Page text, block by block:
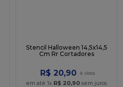
Stencil Halloween 14,5x14,5
Cm Rr Cortadores
R$ 20,90
em até 1x R$ 20,90 sem juros